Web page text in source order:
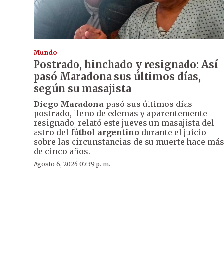
Mundo
Postrado, hinchado y resignado: Así
pasó Maradona sus últimos días,
según su masajista
Diego Maradona pasó sus últimos días
postrado, lleno de edemas y aparentemente
resignado, relató este jueves un masajista del
astro del fútbol argentino durante el juicio
sobre las circunstancias de su muerte hace más
de cinco años.
Agosto 6, 2026 07:39 p. m.